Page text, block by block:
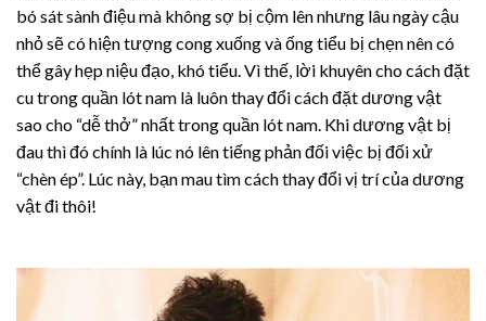
bó sát sành điệu mà không sợ bị cộm lên nhưng lâu ngày cậu
nhỏ sẽ có hiện tượng cong xuống và ống tiểu bị chẹn nên có
thể gây hẹp niệu đạo, khó tiểu. Vì thế, lời khuyên cho cách đặt
cu trong quần lót nam là luôn thay đổi cách đặt dương vật
sao cho “dễ thở” nhất trong quần lót nam. Khi dương vật bị
đau thì đó chính là lúc nó lên tiếng phản đối việc bị đối xử
“chèn ép”. Lúc này, bạn mau tìm cách thay đổi vị trí của dương
vật đi thôi!